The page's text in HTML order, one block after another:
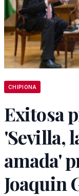
CHIPIONA
Exitosa
'Sevilla,
amada'
Joaquin